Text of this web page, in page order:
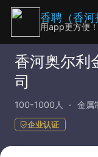
香河奥尔利
司
100-1000人 金属
企业认证
香聘（香河
用app更方便！